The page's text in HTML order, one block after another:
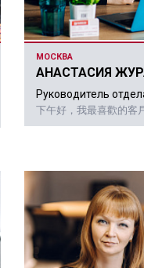
МОСКВА
АНАСТАСИЯ
Руководитель
下午好，我最喜歡的客